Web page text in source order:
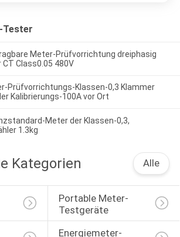
Tester
Meter-Prüfvorrichtung dreiphasig
Class0.05 480V
Prüfvorrichtungs-Klassen-0,3 Klammer
Kalibrierungs-100A vor Ort
Meter der Klassen-0,3,
1.3kg
Kategorien Alle
Portable Meter-
Testgeräte
Energiemeter-